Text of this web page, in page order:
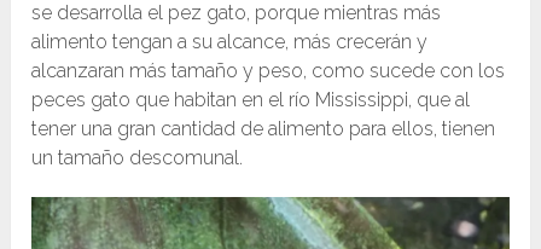
se desarrolla el pez gato, porque mientras más
alimento tengan a su alcance, más crecerán y
alcanzaran más tamaño y peso, como sucede con los
peces gato que habitan en el río Mississippi, que al
tener una gran cantidad de alimento para ellos, tienen
un tamaño descomunal.